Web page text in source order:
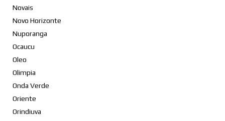
Novais
Novo Horizonte
Nuporanga
Ocaucu
Oleo
Olimpia
Onda Verde
Oriente
Orindiuva